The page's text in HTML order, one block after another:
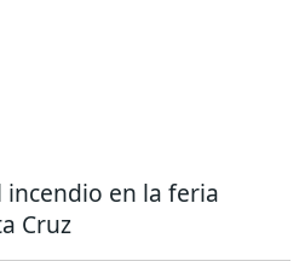
en la feria
Cruz